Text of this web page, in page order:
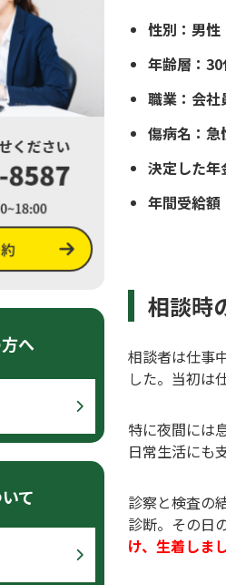
性別：男性
年齢層：
職業：会社
傷病名：
決定した
年間受給額
相談時
相談者は仕事
した。当初は
特に夜間には
日常生活にも
診察と検査の
診断。その日
け、生着しま
へ
て